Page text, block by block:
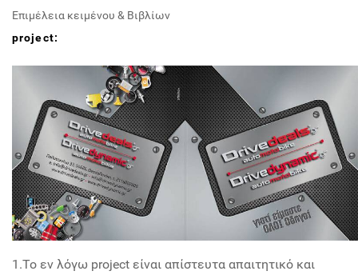
Επιμέλεια κειμένου & Βιβλίων
project:
1.Το εν λόγω project είναι απίστευτα απαιτητικό και